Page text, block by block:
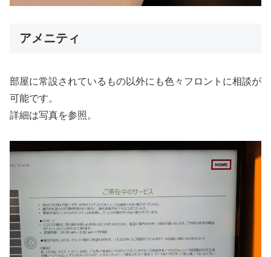
アメニティ
部屋に常設されているもの以外にも色々フロントに相談が
可能です。
詳細は写真を参照。